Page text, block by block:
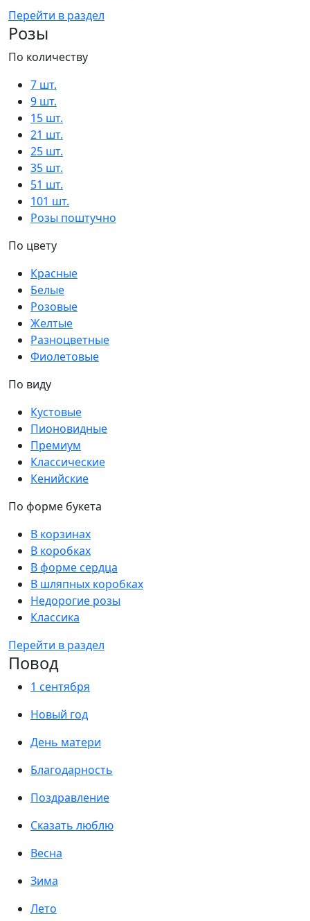
Перейти в раздел
Розы
По количеству
7 шт.
9 шт.
15 шт.
21 шт.
25 шт.
35 шт.
51 шт.
101 шт.
Розы поштучно
По цвету
Красные
Белые
Розовые
Желтые
Разноцветные
Фиолетовые
По виду
Кустовые
Пионовидные
Премиум
Классические
Кенийские
По форме букета
В корзинах
В коробках
В форме сердца
В шляпных коробках
Недорогие розы
Классика
Перейти в раздел
Повод
1 сентября
Новый год
День матери
Благодарность
Поздравление
Сказать люблю
Весна
Зима
Лето